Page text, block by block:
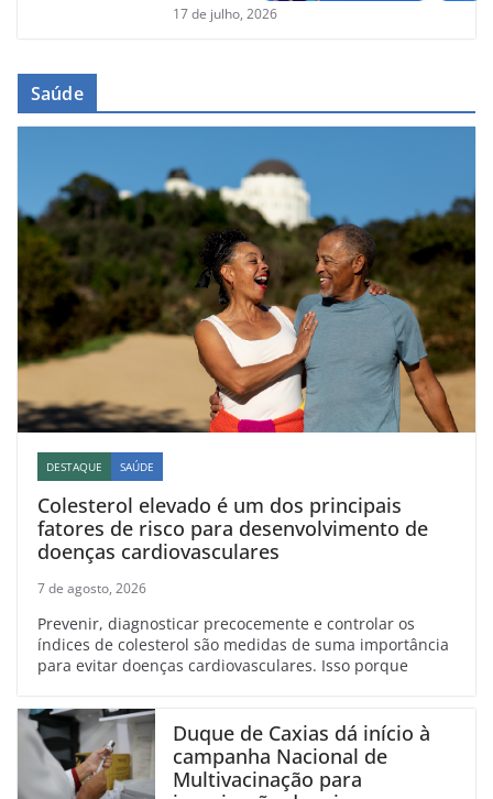
17 de julho, 2026
Saúde
DESTAQUE SAÚDE
Colesterol elevado é um dos principais
fatores de risco para desenvolvimento de
doenças cardiovasculares
7 de agosto, 2026
Prevenir, diagnosticar precocemente e controlar os
índices de colesterol são medidas de suma importância
para evitar doenças cardiovasculares. Isso porque
Duque de Caxias dá início à
campanha Nacional de
Multivacinação para